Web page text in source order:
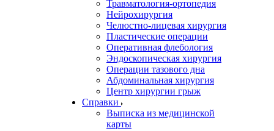
Травматология-ортопедия
Нейрохирургия
Челюстно-лицевая хирургия
Пластические операции
Оперативная флебология
Эндоскопическая хирургия
Операции тазового дна
Абдоминальная хирургия
Центр хирургии грыж
Справки
Выписка из медицинской
карты